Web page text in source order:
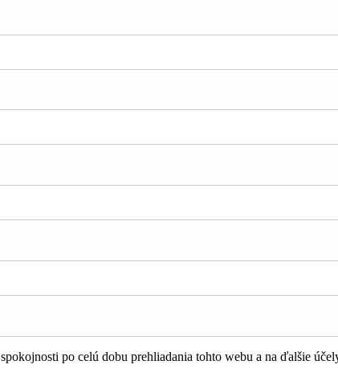
po celú dobu prehliadania tohto webu a na ďalšie